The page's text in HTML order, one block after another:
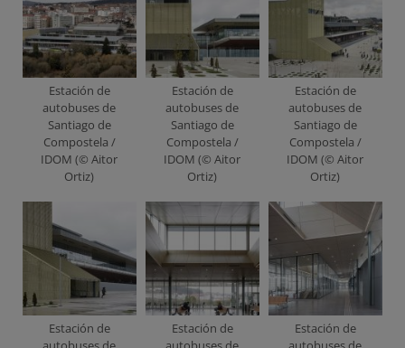
Estación de
autobuses de
Santiago de
Compostela /
IDOM (© Aitor
Ortiz)
Estación de
autobuses de
Santiago de
Compostela /
IDOM (© Aitor
Ortiz)
Estación de
autobuses de
Santiago de
Compostela /
IDOM (© Aitor
Ortiz)
Estación de
Estación de
Estación de